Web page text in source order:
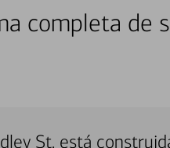
completa de
St. está